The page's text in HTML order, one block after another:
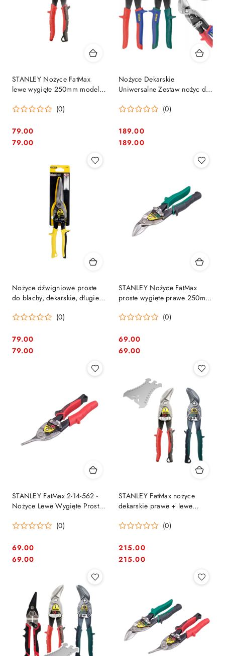
STANLEY Nożyce FatMax
lewe wygięte 250mm model
(0)
Cena:
79.00
Cena:
79.00
Nożyce Dekarskie
Uniwersalne Zestaw nożyc do
prawe
(0)
Cena:
189.00
Cena:
189.00
Nożyce dźwigniowe proste
do blachy, dekarskie, długie
(0)
Cena:
79.00
Cena:
79.00
STANLEY Nożyce FatMax
proste wygięte prawe 250mm
(0)
Cena:
69.00
Cena:
69.00
STANLEY FatMax 2-14-562 -
Nożyce Lewe Wygięte Proste
(0)
Cena:
69.00
Cena:
69.00
STANLEY FatMax nożyce
dekarskie prawe + lewe
(0)
Cena:
215.00
Cena:
215.00